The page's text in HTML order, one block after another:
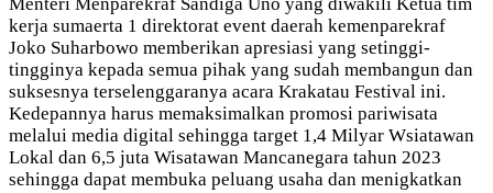
kerja sumaerta 1 direktorat event daerah kemenparekraf
Joko Suharbowo memberikan apresiasi yang setinggi-
tingginya kepada semua pihak yang sudah membangun dan
suksesnya terselenggaranya acara Krakatau Festival ini.
Kedepannya harus memaksimalkan promosi pariwisata
melalui media digital sehingga target 1,4 Milyar Wsiatawan
Lokal dan 6,5 juta Wisatawan Mancanegara tahun 2023
sehingga dapat membuka peluang usaha dan menigkatkan